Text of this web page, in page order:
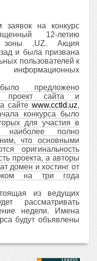
на конкурс
12-летию
зоны .UZ. Акция
и была призвана
пользователей к
информационных
предложено
проект сайта и
сайте www.cctld.uz.
конкурса было
для участия в
наиболее полно
что основными
оригинальность
проекта, а авторы
домен и хостинг от
на три года
из ведущих
рассматривать
недели. Имена
будут объявлены